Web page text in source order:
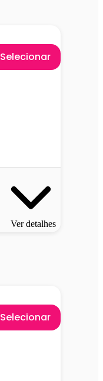
Selecionar
Ver detalhes
Selecionar